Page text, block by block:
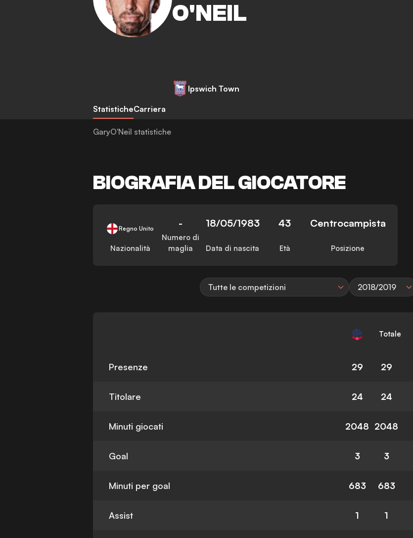
O'NEIL
Ipswich Town
StatisticheCarriera
GaryO'Neil statistiche
BIOGRAFIA DEL GIOCATORE
Regno Unito
Nazionalità
-
Numero di
maglia
18/05/1983
Data di nascita
43
Età
Centrocampista
Posizione
Tutte le competizioni 2018/2019
Totale
Presenze 29 29
Titolare 24 24
Minuti giocati 2048 2048
Goal 3 3
Minuti per goal 683 683
Assist 1 1